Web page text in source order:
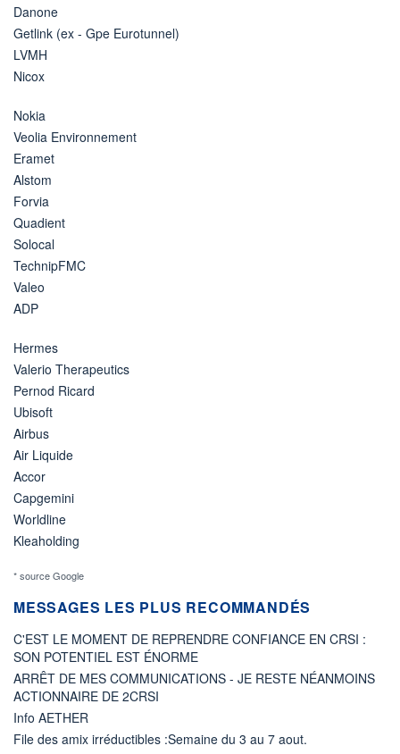
Danone
Getlink (ex - Gpe Eurotunnel)
LVMH
Nicox
Nokia
Veolia Environnement
Eramet
Alstom
Forvia
Quadient
Solocal
TechnipFMC
Valeo
ADP
Hermes
Valerio Therapeutics
Pernod Ricard
Ubisoft
Airbus
Air Liquide
Accor
Capgemini
Worldline
Kleaholding
* source Google
MESSAGES LES PLUS RECOMMANDÉS
C'EST LE MOMENT DE REPRENDRE CONFIANCE EN CRSI :
SON POTENTIEL EST ÉNORME
ARRÊT DE MES COMMUNICATIONS - JE RESTE NÉANMOINS
ACTIONNAIRE DE 2CRSI
Info AETHER
File des amix irréductibles :Semaine du 3 au 7 aout.